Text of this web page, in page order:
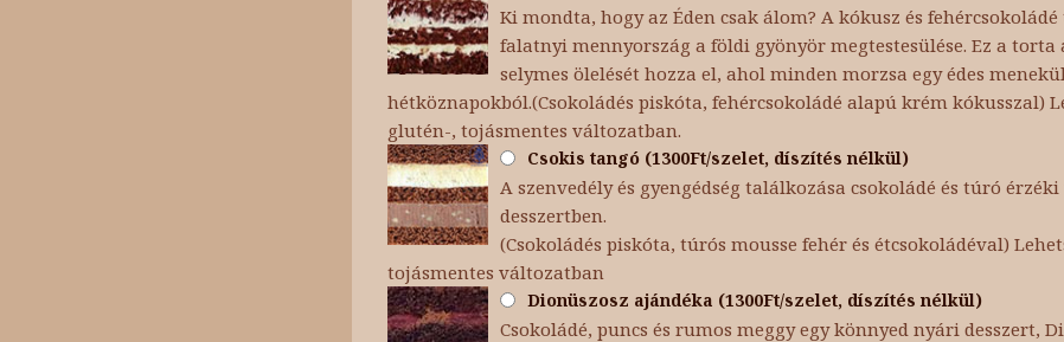
Ki mondta, hogy az Éden csak álom? A kókusz és
falatnyi mennyország a földi gyönyör megtestesülése. Ez a torta
selymes ölelését hozza el, ahol minden morzsa egy édes
hétköznapokból.(Csokoládés piskóta, fehércsokoládé alapú krém kókusszal)
glutén-, tojásmentes változatban.
Csokis tangó (1300Ft/szelet, díszítés nélkül)
A szenvedély és gyengédség találkozása csokoládé és túró
desszertben.
(Csokoládés piskóta, túrós mousse fehér és étcsokoládéval)
tojásmentes változatban
Dionüszosz ajándéka (1300Ft/szelet, díszítés nélkül)
Csokoládé, puncs és rumos meggy egy könnyed nyári desszert,